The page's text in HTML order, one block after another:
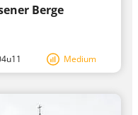
Berge
Medium